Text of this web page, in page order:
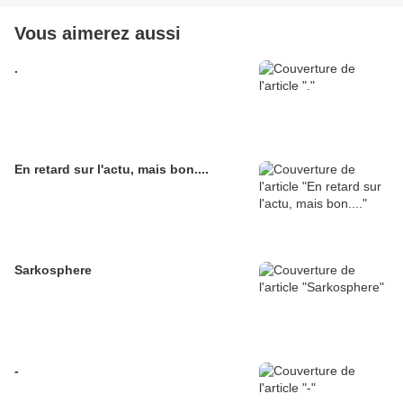
Vous aimerez aussi
.
En retard sur l'actu, mais bon....
Sarkosphere
-